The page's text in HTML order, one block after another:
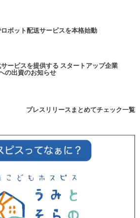
ボット配送サービスを本格始動
ービスを提供する スタートアップ企業
の出資のお知らせ
プレスリリースまとめてチェック一覧